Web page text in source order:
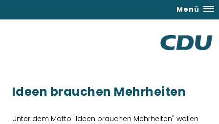
Menü
Ideen brauchen Mehrheiten
Unter dem Motto "Ideen brauchen Mehrheiten" wollen